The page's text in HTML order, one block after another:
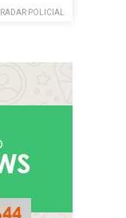
RADAR POLICIAL